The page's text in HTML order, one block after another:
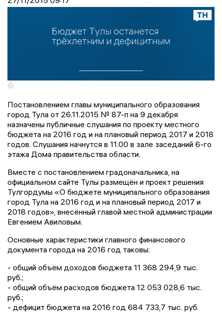
©
Постановлением главы муниципального образования
город Тула от 26.11.2015 № 87-п на 9 декабря
назначены публичные слушания по проекту местного
бюджета на 2016 год и на плановый период 2017 и 2018
годов. Слушания начнутся в 11.00 в зале заседаний 6-го
этажа Дома правительства области.
Вместе с постановлением градоначальника, на
официальном сайте Тулы размещён и проект решения
Тулгордумы «О бюджете муниципального образования
город Тула на 2016 год и на плановый период 2017 и
2018 годов», внесённый главой местной администрации
Евгением Авиловым.
Основные характеристики главного финансового
документа города на 2016 год таковы:
- общий объём доходов бюджета 11 368 294,9 тыс.
руб.;
- общий объём расходов бюджета 12 053 028,6 тыс.
руб.;
- дефицит бюджета на 2016 год 684 733,7 тыс. руб.